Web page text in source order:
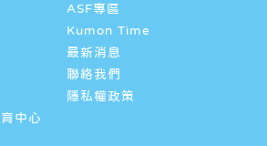
ASF專區
Kumon Time
最新消息
聯絡我們
隱私權政策
中心